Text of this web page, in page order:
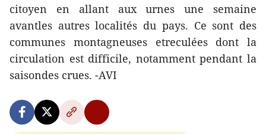
citoyen en allant aux urnes une semaine
avantles autres localités du pays. Ce sont des
communes montagneuses etreculées dont la
circulation est difficile, notamment pendant la
saisondes crues. -AVI